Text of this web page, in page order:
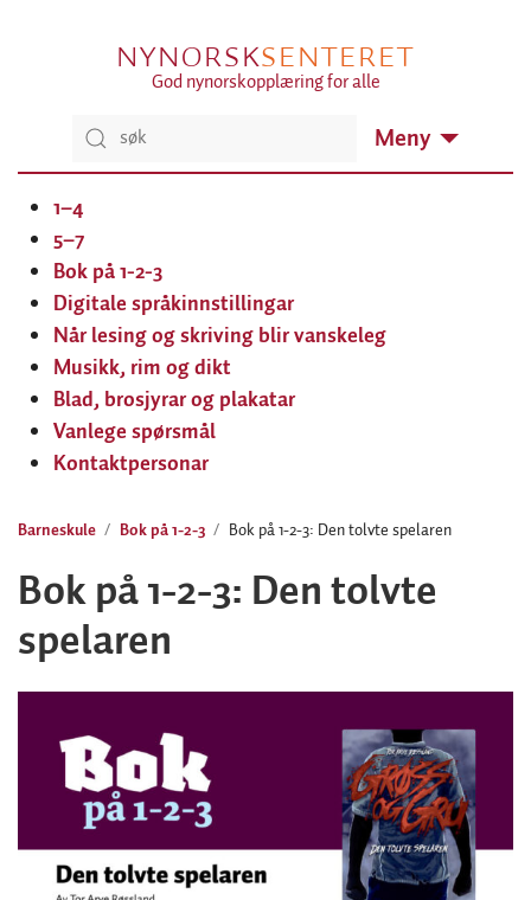
NYNORSKSENTERET
God nynorskopplæring for alle
Meny
1–4
5–7
Bok på 1-2-3
Digitale språkinnstillingar
Når lesing og skriving blir vanskeleg
Musikk, rim og dikt
Blad, brosjyrar og plakatar
Vanlege spørsmål
Kontaktpersonar
Barneskule Bok på 1-2-3 Bok på 1-2-3: Den tolvte spelaren
Bok på 1-2-3: Den tolvte
spelaren